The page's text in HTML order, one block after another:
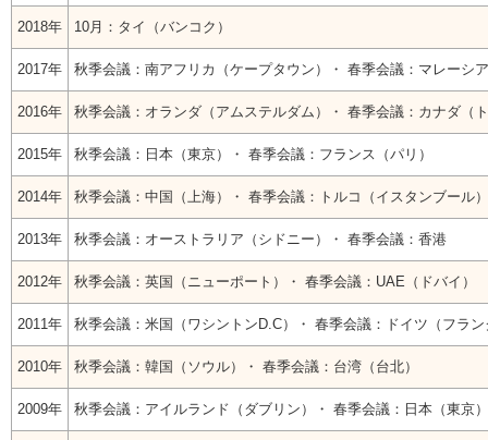
学校関係者の方へ
報道・メディア関係者の方へ
CLOSE
2018年 10月：タイ（バンコク）
2017年 秋季会議：南アフリカ（ケープタウン）・ 春季会議：マレーシ
2016年 秋季会議：オランダ（アムステルダム）・ 春季会議：カナダ（
2015年 秋季会議：日本（東京）・ 春季会議：フランス（パリ）
2014年 秋季会議：中国（上海）・ 春季会議：トルコ（イスタンブール）
2013年 秋季会議：オーストラリア（シドニー）・ 春季会議：香港
2012年 秋季会議：英国（ニューポート）・ 春季会議：UAE（ドバイ）
2011年 秋季会議：米国（ワシントンD.C）・ 春季会議：ドイツ（フラ
2010年 秋季会議：韓国（ソウル）・ 春季会議：台湾（台北）
2009年 秋季会議：アイルランド（ダブリン）・ 春季会議：日本（東京）